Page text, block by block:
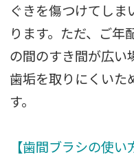
ぐきを傷つけてしま
ります。ただ、ご年
の間のすき間が広い
歯垢を取りにくいた
す。
【歯間ブラシの使い